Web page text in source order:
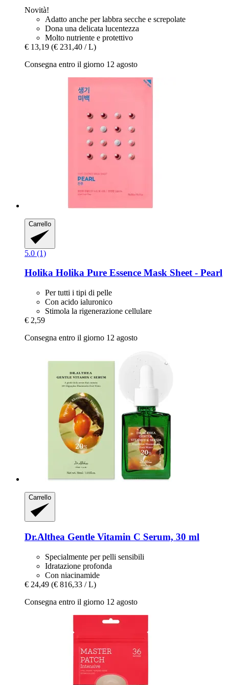
Novità!
Adatto anche per labbra secche e screpolate
Dona una delicata lucentezza
Molto nutriente e protettivo
€ 13,19 (€ 231,40 / L)
Consegna entro il giorno 12 agosto
Carrello
5.0 (1)
Holika Holika Pure Essence Mask Sheet -​ Pearl
Per tutti i tipi di pelle
Con acido ialuronico
Stimola la rigenerazione cellulare
€ 2,59
Consegna entro il giorno 12 agosto
Carrello
Dr.Althea Gentle Vitamin C Serum, 30 ml
Specialmente per pelli sensibili
Idratazione profonda
Con niacinamide
€ 24,49 (€ 816,33 / L)
Consegna entro il giorno 12 agosto